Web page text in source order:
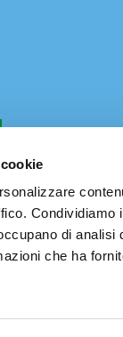
di analisi
che ha